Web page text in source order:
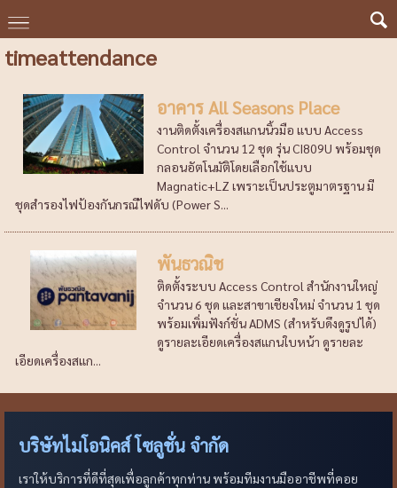
timeattendance
อาคาร All Seasons Place
งานติดตั้งเครื่องสแกนนิ้วมือ แบบ Access
Control จำนวน 12 ชุด รุ่น CI809U พร้อมชุด
กลอนอัตโนมัติโดยเลือกใช้แบบ
Magnatic+LZ เพราะเป็นประตูมาตรฐาน มี
ชุดสำรองไฟป้องกันกรณีไฟดับ (Power S...
พันธวณิช
ติดตั้งระบบ Access Control สำนักงานใหญ่
จำนวน 6 ชุด และสาขาเชียงใหม่ จำนวน 1 ชุด
พร้อมเพิ่มฟังก์ชั่น ADMS (สำหรับดึงดูรูปได้)
ดูรายละเอียดเครื่องสแกนใบหน้า ดูรายละ
เอียดเครื่องสแก...
บริษัทไมโอนิคส์ โซลูชั่น จำกัด
เราให้บริการที่ดีที่สุดเพื่อลูกค้าทุกท่าน พร้อมทีมงานมืออาชีพที่คอย